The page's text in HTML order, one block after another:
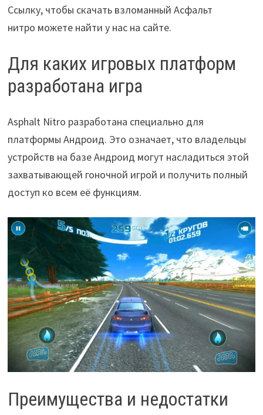
Ссылку, чтобы скачать взломанный Асфальт
нитро можете найти у нас на сайте.
Для каких игровых платформ
разработана игра
Asphalt Nitro разработана специально для
платформы Андроид. Это означает, что владельцы
устройств на базе Андроид могут насладиться этой
захватывающей гоночной игрой и получить полный
доступ ко всем её функциям.
Преимущества и недостатки